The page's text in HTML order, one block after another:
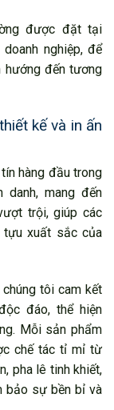
được đặt tại
nghiệp, để
hướng đến tương
kế và in ấn
hàng đầu trong
mang đến
trội, giúp các
tựu xuất sắc của
tôi cam kết
đáo, thể hiện
Mỗi sản phẩm
chế tác tỉ mỉ từ
pha lê tinh khiết,
bảo sự bền bỉ và